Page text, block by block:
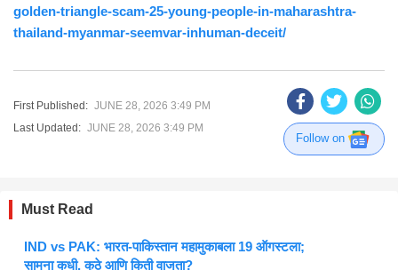
golden-triangle-scam-25-young-people-in-maharashtra-
thailand-myanmar-seemvar-inhuman-deceit/
First Published: JUNE 28, 2026 3:49 PM
Last Updated: JUNE 28, 2026 3:49 PM
Follow on
Must Read
IND vs PAK: भारत-पाकिस्तान महामुकाबला 19 ऑगस्टला;
सामना कधी, कुठे आणि किती वाजता?